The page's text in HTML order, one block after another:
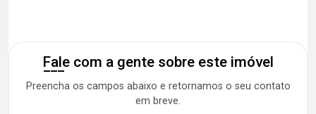
Fale com a gente sobre este imóvel
Preencha os campos abaixo e retornamos o seu contato
em breve.